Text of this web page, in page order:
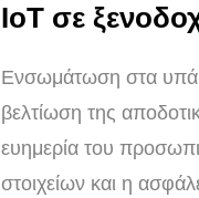
IoT σε
Ενσωμάτωση στα
βελτίωση της
ευημερία του
στοιχείων και η